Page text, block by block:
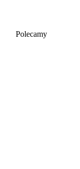
Polecamy